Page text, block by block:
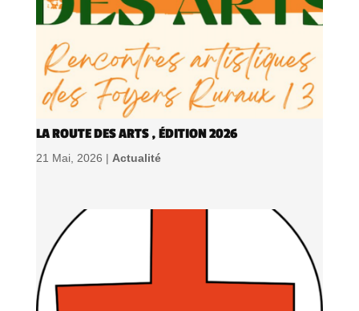
LA ROUTE DES ARTS , ÉDITION 2026
21 Mai, 2026 | Actualité